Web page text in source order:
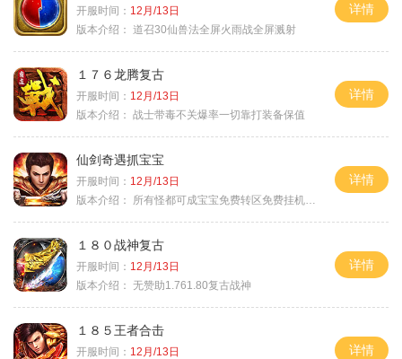
开服时间： 12月/13日
版本介绍： 道召30仙兽法全屏火雨战全屏溅射
详情
１７６龙腾复古
开服时间： 12月/13日
版本介绍： 战士带毒不关爆率一切靠打装备保值
详情
仙剑奇遇抓宝宝
开服时间： 12月/13日
版本介绍：
所有怪都可成宝宝免费转区免费挂机活动
详情
１８０战神复古
开服时间： 12月/13日
版本介绍： 无赞助1.761.80复古战神
详情
１８５王者合击
开服时间： 12月/13日
详情